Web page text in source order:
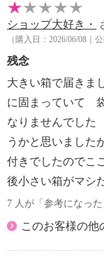
ショップ大好き・
（購入日：2026/06/08｜
残念
大きい箱で届きま
に固まっていて
なりませんでした
うかと思いまし
付きでしたのでこ
後小さい箱がマシ
7 人が「参考になっ
このお客様の他